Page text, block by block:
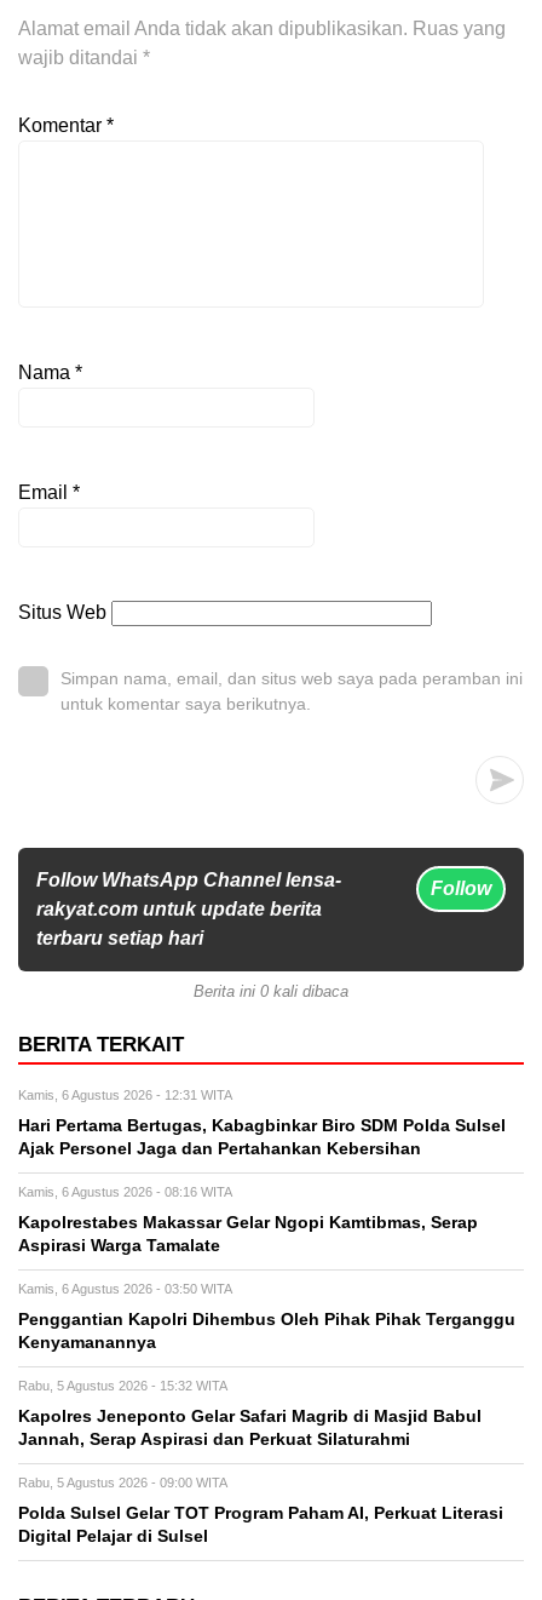
Alamat email Anda tidak akan dipublikasikan. Ruas yang
wajib ditandai *
Komentar *
Nama *
Email *
Situs Web
Simpan nama, email, dan situs web saya pada peramban ini
untuk komentar saya berikutnya.
Follow WhatsApp Channel lensa-
rakyat.com untuk update berita
terbaru setiap hari
Follow
Berita ini 0 kali dibaca
BERITA TERKAIT
Kamis, 6 Agustus 2026 - 12:31 WITA
Hari Pertama Bertugas, Kabagbinkar Biro SDM Polda Sulsel
Ajak Personel Jaga dan Pertahankan Kebersihan
Kamis, 6 Agustus 2026 - 08:16 WITA
Kapolrestabes Makassar Gelar Ngopi Kamtibmas, Serap
Aspirasi Warga Tamalate
Kamis, 6 Agustus 2026 - 03:50 WITA
Penggantian Kapolri Dihembus Oleh Pihak Pihak Terganggu
Kenyamanannya
Rabu, 5 Agustus 2026 - 15:32 WITA
Kapolres Jeneponto Gelar Safari Magrib di Masjid Babul
Jannah, Serap Aspirasi dan Perkuat Silaturahmi
Rabu, 5 Agustus 2026 - 09:00 WITA
Polda Sulsel Gelar TOT Program Paham AI, Perkuat Literasi
Digital Pelajar di Sulsel